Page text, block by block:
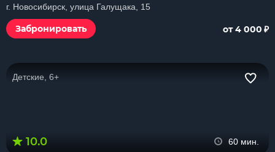
г. Новосибирск, улица Галущака, 15
Забронировать от 4 000 ₽
Детские, 6+
10.0 60 мин.